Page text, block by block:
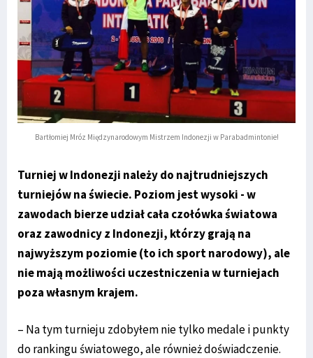
Bartłomiej Mróz Międzynarodowym Mistrzem Indonezji w Parabadmintonie!
Turniej w Indonezji należy do najtrudniejszych
turniejów na świecie. Poziom jest wysoki - w
zawodach bierze udział cała czołówka światowa
oraz zawodnicy z Indonezji, którzy grają na
najwyższym poziomie (to ich sport narodowy), ale
nie mają możliwości uczestniczenia w turniejach
poza własnym krajem.
– Na tym turnieju zdobyłem nie tylko medale i punkty
do rankingu światowego, ale również doświadczenie.